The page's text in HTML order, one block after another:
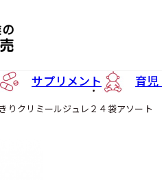
サプリメント 育児
りクリミールジュレ２４袋アソート